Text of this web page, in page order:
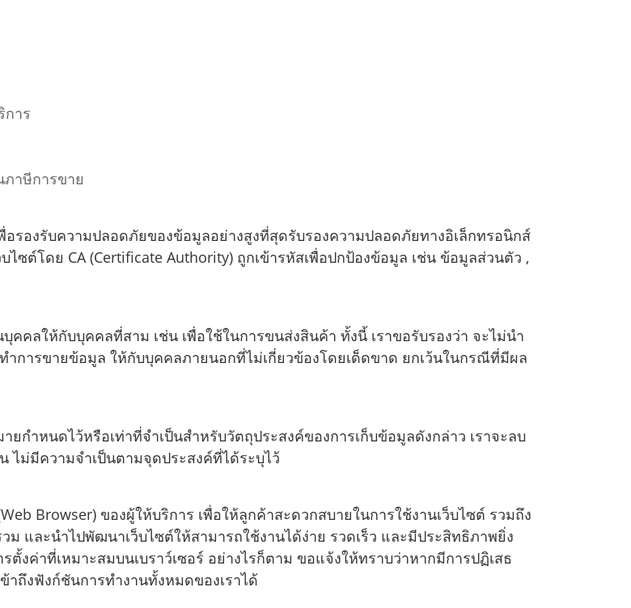
าร
ภาษีการขาย
รองรับความปลอดภัยของข้อมูลอย่างสูงที่สุดรับรองความปลอดภัยทางอิเล็กทรอนิกส์
ไซต์โดย CA (Certificate Authority) ถูกเข้ารหัสเพื่อปกป้องข้อมูล เช่น ข้อมูลส่วนตัว ,
คคลให้กับบุคคลที่สาม เช่น เพื่อใช้ในการขนส่งสินค้า ทั้งนี้ เราขอรับรองว่า จะไม่นำ
ำการขายข้อมูล ให้กับบุคคลภายนอกที่ไม่เกี่ยวข้องโดยเด็ดขาด ยกเว้นในกรณีที่มีผล
ยกำหนดไว้หรือเท่าที่จำเป็นสำหรับวัตถุประสงค์ของการเก็บข้อมูลดังกล่าว เราจะลบ
ไม่มีความจำเป็นตามจุดประสงค์ที่ได้ระบุไว้
Browser) ของผู้ให้บริการ เพื่อให้ลูกค้าสะดวกสบายในการใช้งานเว็บไซต์ รวมถึง
และนำไปพัฒนาเว็บไซต์ให้สามารถใช้งานได้ง่าย รวดเร็ว และมีประสิทธิภาพยิ่ง
งค่าที่เหมาะสมบนเบราว์เซอร์ อย่างไรก็ตาม ขอแจ้งให้ทราบว่าหากมีการปฏิเสธ
าถึงฟังก์ชันการทำงานทั้งหมดของเราได้